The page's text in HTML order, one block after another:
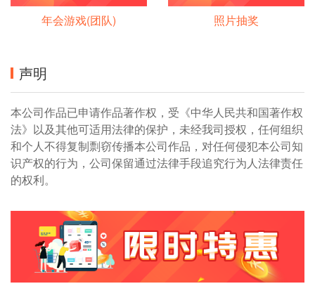
年会游戏(团队) 照片抽奖
声明
本公司作品已申请作品著作权，受《中华人民共和国著作权
法》以及其他可适用法律的保护，未经我司授权，任何组织
和个人不得复制剽窃传播本公司作品，对任何侵犯本公司知
识产权的行为，公司保留通过法律手段追究行为人法律责任
的权利。